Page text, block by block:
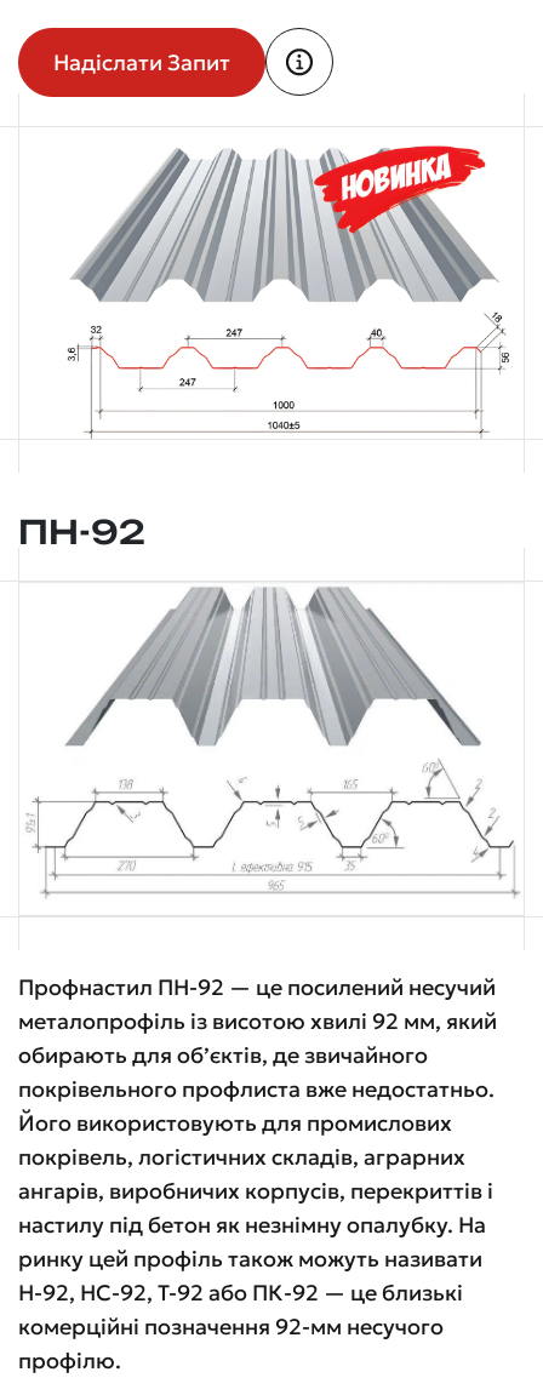
Надіслати Запит
ПН-92
Профнастил ПН-92 — це посилений несучий
металопрофіль із висотою хвилі 92 мм, який
обирають для об’єктів, де звичайного
покрівельного профлиста вже недостатньо.
Його використовують для промислових
покрівель, логістичних складів, аграрних
ангарів, виробничих корпусів, перекриттів і
настилу під бетон як незнімну опалубку. На
ринку цей профіль також можуть називати
Н-92, НС-92, Т-92 або ПК-92 — це близькі
комерційні позначення 92-мм несучого
профілю.